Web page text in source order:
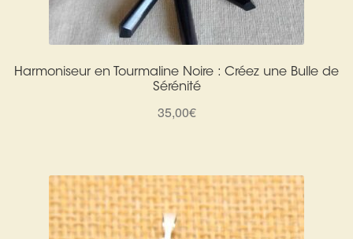
Détails du compte
Commandes
Harmoniseur en Tourmaline Noire : Créez une Bulle de
Sérénité
35,00€